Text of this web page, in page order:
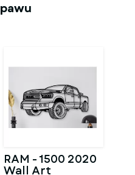
pawu
RAM - 1500 2020
Wall Art